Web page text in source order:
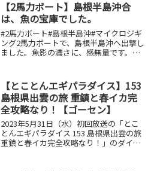
【2馬力ボート】島根半島沖合
は、魚の宝庫でした。
#2馬力ボート#島根半島沖#マイクロジギ
ング2馬力ボートで、島根半島沖へ出撃し
ました。魚影の濃さに、感無量です。
【とことんエギパラダイス】153
島根県出雲の旅 重鎮と春イカ完
全攻略なり！【ゴーセン】
2023年5月31日（水）初回放送の「とこ
とんエギパラダイス 153 島根県出雲の旅
重鎮と春イカ完全攻略なり！」のダイジ